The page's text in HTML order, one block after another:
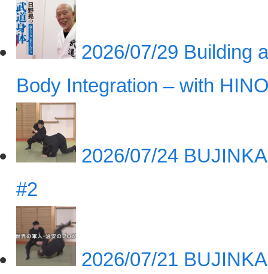
2026/07/29 Building
Body Integration – with
2026/07/24
#2
2026/07/21